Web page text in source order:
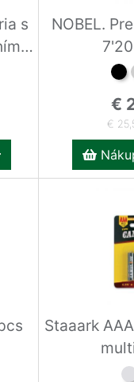
s
NOBEL.
€
€
Staaark